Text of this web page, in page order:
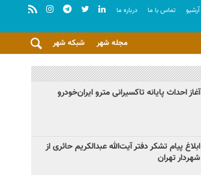
آرشيو تماس با ما درباره ما
شبکه شهر مجله شهر
آغاز احداث پایانه تاکسیرانی مترو ایران‌خودرو
ابلاغ پیام تشکر دفتر آیت‌الله عبدالکریم حائری از
شهردار تهران